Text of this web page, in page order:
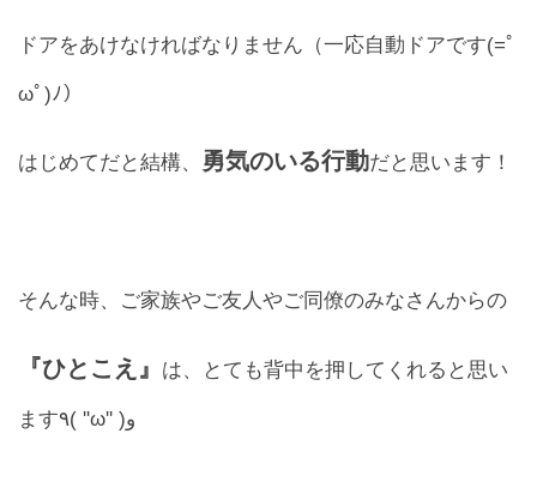
CONTACT
ドアをあけなければなりません（一応自動ドアです(=ﾟ
ωﾟ)ﾉ）
はじめてだと結構、 勇気のいる行動だと思います！
そんな時、ご家族やご友人やご同僚のみなさんからの
『ひとこえ』 は、とても背中を押してくれると思い
ます٩( ''ω'' )و